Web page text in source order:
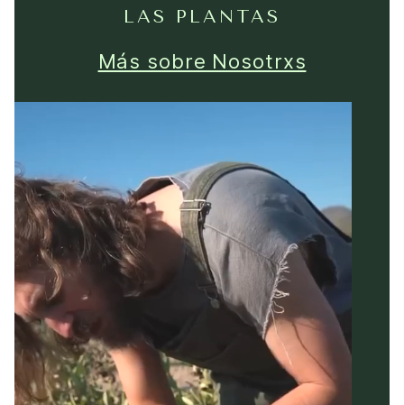
LAS PLANTAS
Más sobre Nosotrxs